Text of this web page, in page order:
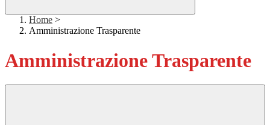
Home >
Amministrazione Trasparente
Amministrazione Trasparente